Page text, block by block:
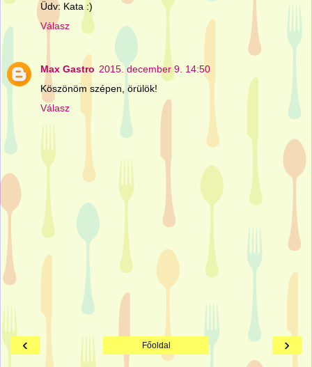
Üdv: Kata :)
Válasz
Max Gastro 2015. december 9. 14:50
Köszönöm szépen, örülök!
Válasz
‹ ›
Főoldal